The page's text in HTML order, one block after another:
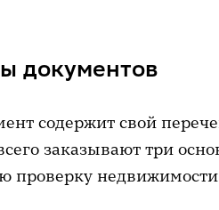
документов
содержит свой
заказывают три
проверку